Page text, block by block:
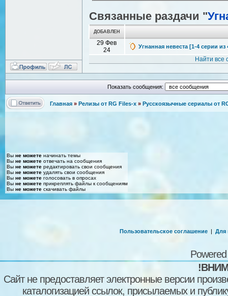
Связанные раздачи "
ДОБАВЛЕН
29 Фев
24
Угнанная невеста [1-4 серии
Найти все
Показать сообщения:
Главная » Релизы от RG Files-x » Русскоязычные сериалы от
Вы не можете начинать темы
Вы не можете отвечать на сообщения
Вы не можете редактировать свои сообщения
Вы не можете удалять свои сообщения
Вы не можете голосовать в опросах
Вы не можете прикреплять файлы к сообщениям
Вы не можете скачивать файлы
Пользовательское соглашение | Для
Сайт не предоставляет электронные версии
каталогизацией ссылок, присылаемых и